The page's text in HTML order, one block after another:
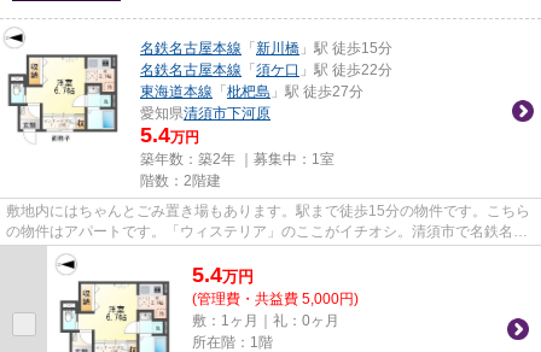
名鉄名古屋本線 「 新川橋 」駅 徒歩15分
名鉄名古屋本線 「 須ケ口 」駅 徒歩22分
東海道本線 「 枇杷島 」駅 徒歩27分
愛知県清須市下河原
5.4万円
築年数：築2年 ｜募集中： 1室
階数：2階建
敷地内にはちゃんとごみ置き場もあります。駅まで徒歩15分の物件です。こちら
の物件はアパートです。「ウィステリア」のここがイチオシ。清須市で名鉄名古
屋本線新川橋近くにある物件...
5.4万円
(管理費・共益費 5,000円)
敷：1ヶ月｜礼：0ヶ月
所在階：1階